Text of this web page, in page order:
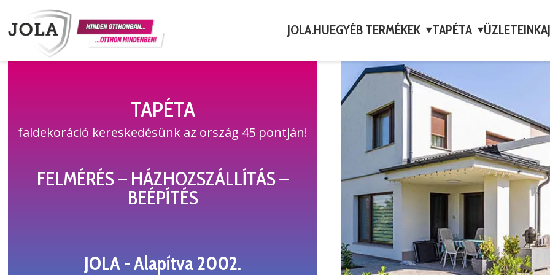
JOLA.HUEGYÉB TERMÉKEK ▼TAPÉTA ▼ÜZLETEINK
TAPÉTA
faldekoráció kereskedésünk az ország 45 pontján!
FELMÉRÉS – HÁZHOZSZÁLLÍTÁS –
BEÉPÍTÉS
JOLA - Alapítva 2002.